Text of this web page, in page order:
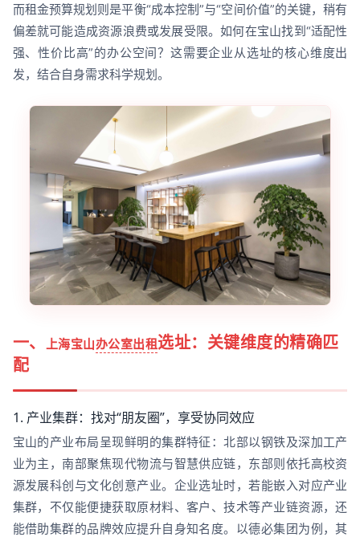
而租金预算规划则是平衡“成本控制”与“空间价值”的关键，稍有
偏差就可能造成资源浪费或发展受限。如何在宝山找到“适配性
强、性价比高”的办公空间？这需要企业从选址的核心维度出
发，结合自身需求科学规划。
一、 上海宝山办公室出租选址：关键维度的精确匹
配
1. 产业集群：找对“朋友圈”，享受协同效应
宝山的产业布局呈现鲜明的集群特征：北部以钢铁及深加工产
业为主，南部聚焦现代物流与智慧供应链，东部则依托高校资
源发展科创与文化创意产业。企业选址时，若能嵌入对应产业
集群，不仅能便捷获取原材料、客户、技术等产业链资源，还
能借助集群的品牌效应提升自身知名度。以德必集团为例，其